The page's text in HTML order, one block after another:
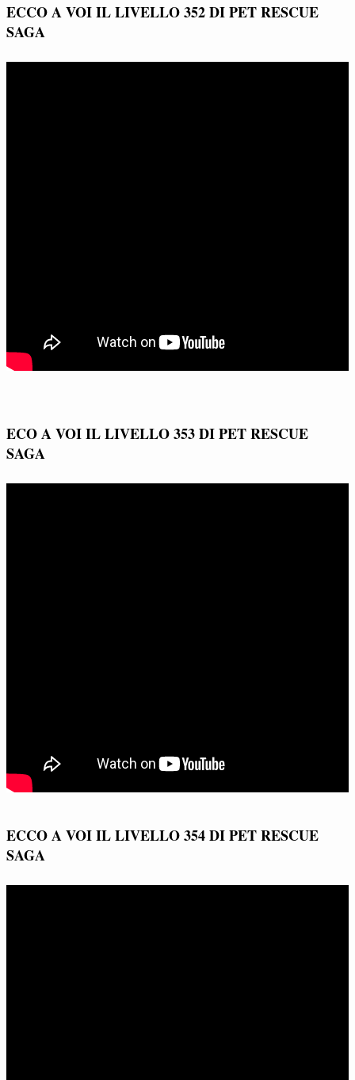
ECCO A VOI IL LIVELLO 352 DI PET RESCUE
SAGA
ECO A VOI IL LIVELLO 353 DI PET RESCUE
SAGA
ECCO A VOI IL LIVELLO 354 DI PET RESCUE
SAGA